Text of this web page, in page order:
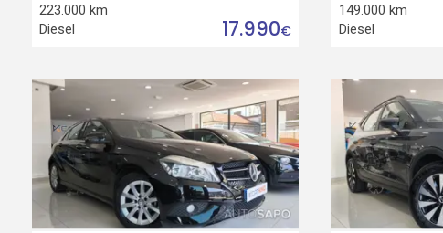
223.000 km
Diesel
17.990€
149.000 km
Diesel